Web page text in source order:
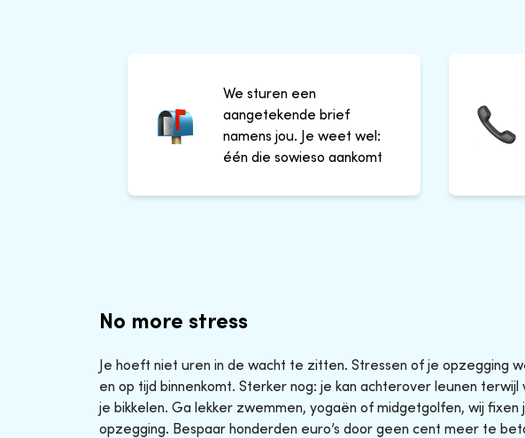
We sturen een
aangetekende brief
namens jou. Je weet wel:
één die sowieso aankomt
No more stress
Je hoeft niet uren in de wacht te zitten. Stressen of je opzegging
en op tijd binnenkomt. Sterker nog: je kan achterover leunen terwijl
je bikkelen. Ga lekker zwemmen, yogaën of midgetgolfen, wij fixen
opzegging. Bespaar honderden euro’s door geen cent meer te